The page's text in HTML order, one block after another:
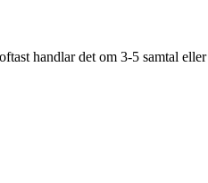
handlar det om 3-5 samtal